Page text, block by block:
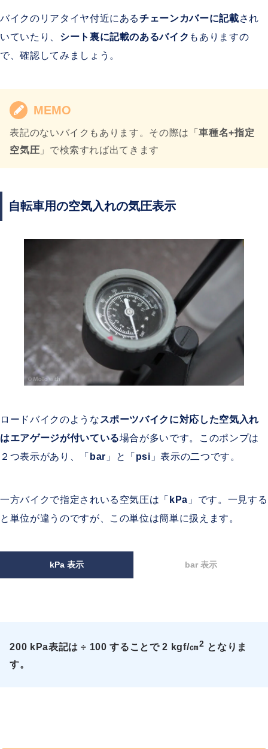
バイクのリアタイヤ付近にあるチェーンカバーに記載され
いていたり、 シート裏に記載のあるバイク もありますの
で、確認してみましょう。
MEMO
表記のないバイクもあります。その際は「車種名+指定
空気圧 」で検索すれば出てきます
自転車用の空気入れの気圧表示
ロードバイクのような スポーツバイクに対応した空気入れ
はエアゲージが付いている場合が多いです。このポンプは
２つ表示があり、「bar 」と「psi 」表示の二つです。
一方バイクで指定されいる空気圧は「kPa 」です。一見する
と単位が違うのですが、この単位は簡単に扱えます。
kPa 表示 bar 表示
200 kPa表記は ÷ 100 することで 2 kgf/㎝2 となりま
す。